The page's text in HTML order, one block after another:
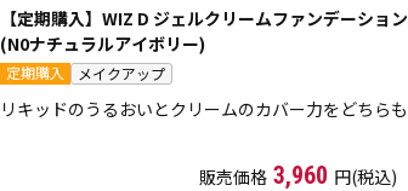
【定期購入】WIZ D ジェルクリームファンデーション
(N0ナチュラルアイボリー)
定期購入 メイクアップ
リキッドのうるおいとクリームのカバー力をどちらも
販売価格 3,960 円(税込)